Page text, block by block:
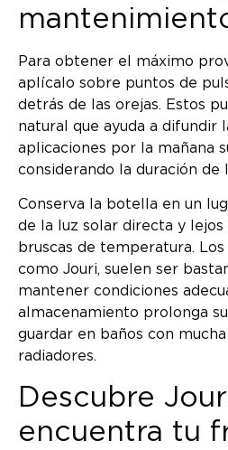
Para obtener el máximo
aplícalo sobre puntos de
detrás de las orejas. Estos
natural que ayuda a difundir
aplicaciones por la mañana
considerando la duración de
Conserva la botella en un
de la luz solar directa y lejos
bruscas de temperatura.
como Jouri, suelen ser
mantener condiciones
almacenamiento prolonga
guardar en baños con
radiadores.
Descubre
encuentra tu